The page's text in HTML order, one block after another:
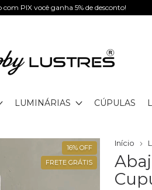
com PIX você ganha 5% de desconto!
LUMINÁRIAS CÚPULAS
16% OFF
FRETE GRÁTIS
Início